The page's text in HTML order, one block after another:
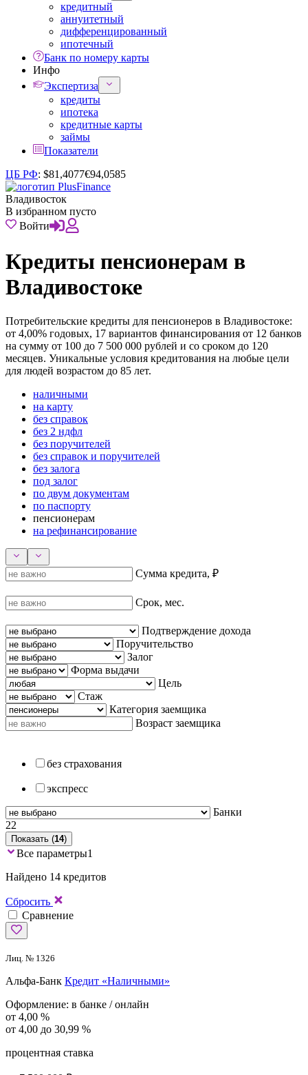
кредитный
аннуитетный
дифференцированный
ипотечный
Банк по номеру карты
Инфо
Экспертиза
кредиты
ипотека
кредитные карты
займы
Показатели
ЦБ РФ: $81,4077€94,0585
Владивосток
В избранном пусто
Войти
Кредиты пенсионерам в
Владивостоке
Потребительские кредиты для пенсионеров в Владивостоке:
от 4,00% годовых, 17 вариантов финансирования от 12 банков
на сумму от 100 до 7 500 000 рублей и со сроком до 120
месяцев. Уникальные условия кредитования на любые цели
для людей возрастом до 85 лет.
наличными
на карту
без справок
без 2 ндфл
без поручителей
без справок и поручителей
без залога
под залог
по двум документам
по паспорту
пенсионерам
на рефинансирование
Сумма кредита, ₽
Срок, мес.
Подтверждение дохода
Поручительство
Залог
Форма выдачи
Цель
Стаж
Категория заемщика
Возраст заемщика
без страхования
экспресс
Банки
22
Показать (14)
Все параметры1
Найдено 14 кредитов
Сбросить
Сравнение
Лиц. № 1326
Альфа-Банк Кредит «Наличными»
Оформление: в банке / онлайн
от 4,00 %
от 4,00 до 30,99 %
процентная ставка